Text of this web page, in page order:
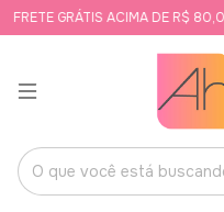
FRETE GRÁTIS ACIMA DE R$ 80,00